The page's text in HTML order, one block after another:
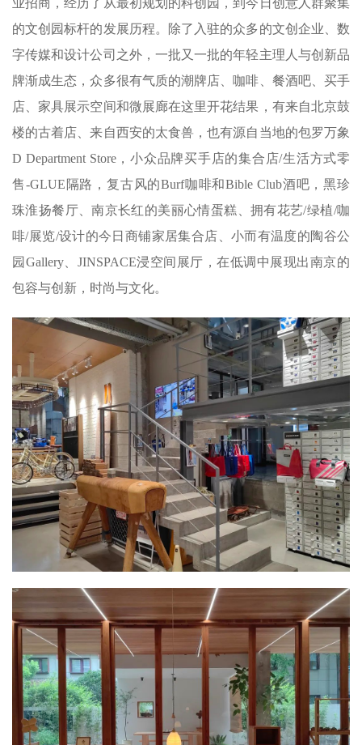
业招商，经历了从最初规划的科创园，到今日创意人群聚集
的文创园标杆的发展历程。除了入驻的众多的文创企业、数
字传媒和设计公司之外，一批又一批的年轻主理人与创新品
牌渐成生态，众多很有气质的潮牌店、咖啡、餐酒吧、买手
店、家具展示空间和微展廊在这里开花结果，有来自北京鼓
楼的古着店、来自西安的太食兽，也有源自当地的包罗万象
D Department Store，小众品牌买手店的集合店/生活方式零
售-GLUE隔路，复古风的Burf咖啡和Bible Club酒吧，黑珍
珠淮扬餐厅、南京长红的美丽心情蛋糕、拥有花艺/绿植/咖
啡/展览/设计的今日商铺家居集合店、小而有温度的陶谷公
园Gallery、JINSPACE浸空间展厅，在低调中展现出南京的
包容与创新，时尚与文化。